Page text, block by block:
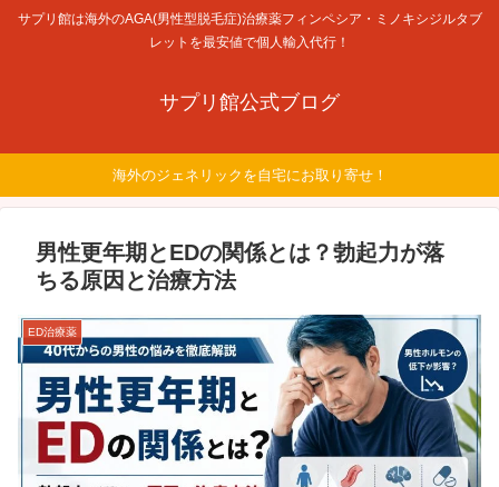
サプリ館は海外のAGA(男性型脱毛症)治療薬フィンペシア・ミノキシジルタブ
レットを最安値で個人輸入代行！
サプリ館公式ブログ
海外のジェネリックを自宅にお取り寄せ！
男性更年期とEDの関係とは？勃起力が落
ちる原因と治療方法
ED治療薬